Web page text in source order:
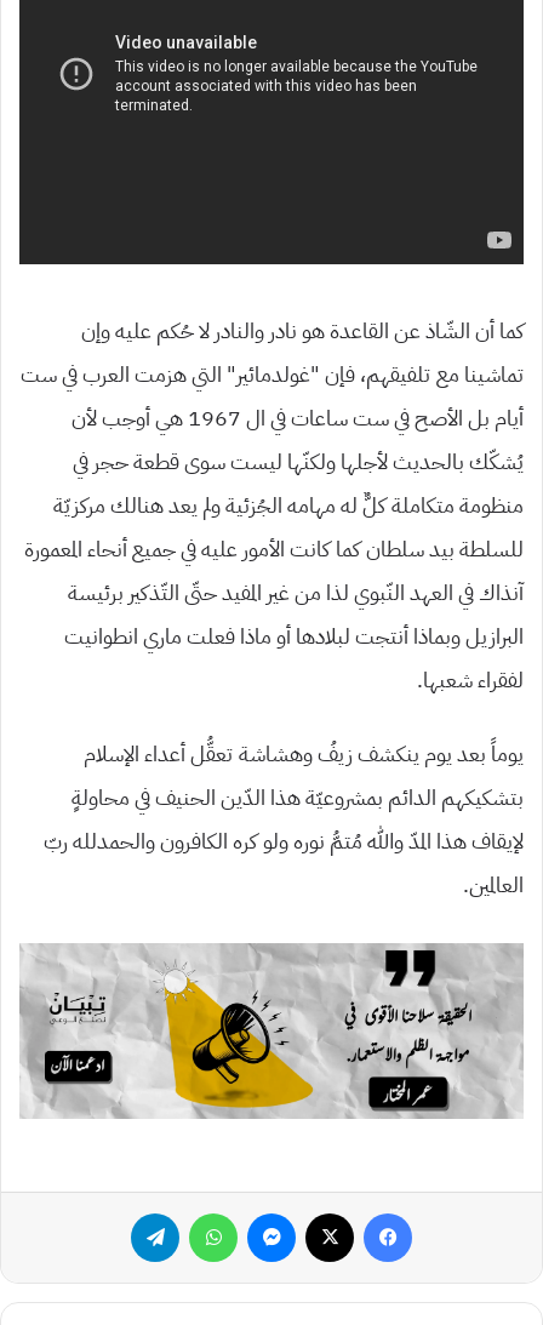
كما أن الشّاذ عن القاعدة هو نادر والنادر لا حُكم عليه وإن
تماشينا مع تلفيقهم، فإن “غولدمائير” التي هزمت العرب في ست
أيام بل الأصح في ست ساعات في ال 1967 هي أوجب لأن
يُشكّك بالحديث لأجلها ولكنّها ليست سوى قطعة حجر في
منظومة متكاملة كلٌّ له مهامه الجُزئية ولم يعد هنالك مركزيّة
للسلطة بيد سلطان كما كانت الأمور عليه في جميع أنحاء المعمورة
آنذاك في العهد النّبوي لذا من غير المفيد حتّى التّذكير برئيسة
البرازيل وبماذا أنتجت لبلادها أو ماذا فعلت ماري انطوانيت
لفقراء شعبها.
يوماً بعد يوم ينكشف زيفُ وهشاشة تعقُّل أعداء الإسلام
بتشكيكهم الدائم بمشروعيّة هذا الدّين الحنيف في محاولةٍ
لإيقاف هذا المدّ والله مُتمُّ نوره ولو كره الكافرون والحمدلله ربّ
العالمين.
فيسبوك ماسنجر واتساب